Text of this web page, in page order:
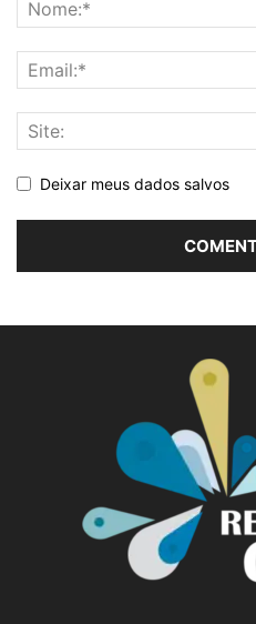
Deixar meus dados salvos